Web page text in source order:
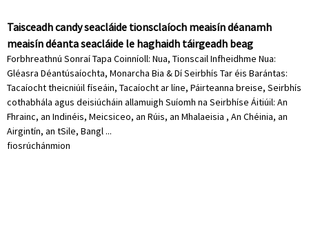
Taisceadh candy seacláide tionsclaíoch meaisín déanamh
meaisín déanta seacláide le haghaidh táirgeadh beag
Forbhreathnú Sonraí Tapa Coinníoll: Nua, Tionscail Infheidhme Nua:
Gléasra Déantúsaíochta, Monarcha Bia & Dí Seirbhís Tar éis Barántas:
Tacaíocht theicniúil físeáin, Tacaíocht ar líne, Páirteanna breise, Seirbhís
cothabhála agus deisiúcháin allamuigh Suíomh na Seirbhíse Áitiúil: An
Fhrainc, an Indinéis, Meicsiceo, an Rúis, an Mhalaeisia , An Chéinia, an
Airgintín, an tSile, Bangl ...
fiosrúchánmion